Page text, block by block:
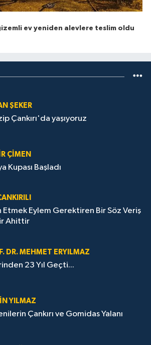
ev yeniden alevlere teslim oldu
ŞEKER
Çankırı'da yaşıyoruz
ÇIMEN
Kupası Başladı
Etmek Eylem Gerektiren Bir Söz Veriş
Ahittir
DR. MEHMET ERYILMAZ
23 Yıl Geçti...
YILMAZ
Çankırı ve Gomidas Yalanı